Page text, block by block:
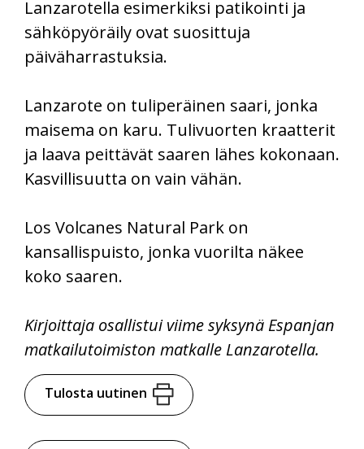
Lanzarotella esimerkiksi patikointi ja
sähköpyöräily ovat suosittuja
päiväharrastuksia.
Lanzarote on tuliperäinen saari, jonka
maisema on karu. Tulivuorten kraatterit
ja laava peittävät saaren lähes kokonaan.
Kasvillisuutta on vain vähän.
Los Volcanes Natural Park on
kansallispuisto, jonka vuorilta näkee
koko saaren.
Kirjoittaja osallistui viime syksynä Espanjan
matkailutoimiston matkalle Lanzarotella.
Tulosta uutinen